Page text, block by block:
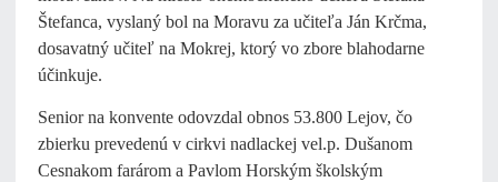
Štefanca, vyslaný bol na Moravu za učiteľa Ján Krčma,
dosavatný učiteľ na Mokrej, ktorý vo zbore blahodarne
účinkuje.
Senior na konvente odovzdal obnos 53.800 Lejov, čo
zbierku prevedenú v cirkvi nadlackej vel.p. Dušanom
Cesnakom farárom a Pavlom Horským školským